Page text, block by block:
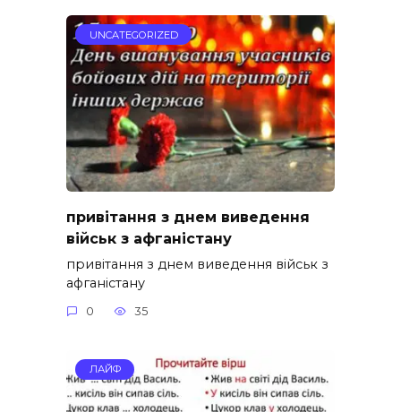
UNCATEGORIZED
привітання з днем виведення
військ з афганістану
привітання з днем виведення військ з
афганістану
0 35
ЛАЙФ